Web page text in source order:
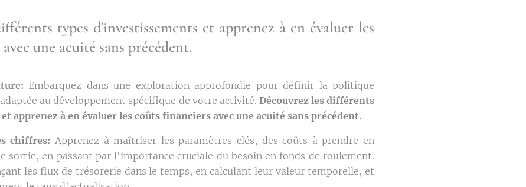
types d'investissements et apprenez à en évaluer les
une acuité sans précédent.
Embarquez dans une exploration approfondie pour définir la politique
au développement spécifique de votre activité. Découvrez les différents
apprenez à en évaluer les coûts financiers avec une acuité sans précédent.
chiffres: Apprenez à maîtriser les paramètres clés, des coûts à prendre en
sortie, en passant par l'importance cruciale du besoin en fonds de roulement.
les flux de trésorerie dans le temps, en calculant leur valeur temporelle, et